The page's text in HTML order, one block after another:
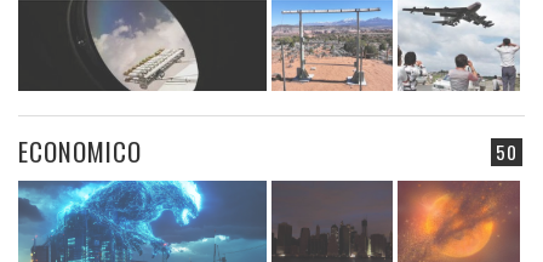
50
ECONOMICO